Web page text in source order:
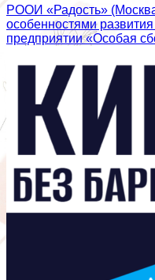
РООИ «Радость»
особенностями
предприятии «Особая